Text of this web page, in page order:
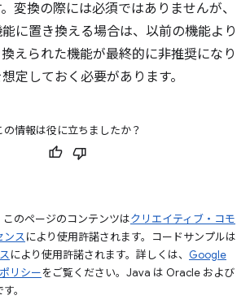
変換の際には必須ではありませんが、
に置き換える場合は、以前の機能より
えられた機能が最終的に非推奨になり
定しておく必要があります。
の情報は役に立ちましたか？
のページのコンテンツはクリエイティブ・コモ
ンスにより使用許諾されます。コードサンプルは
により使用許諾されます。詳しくは、 Google
リシーをご覧ください。Java は Oracle および
。